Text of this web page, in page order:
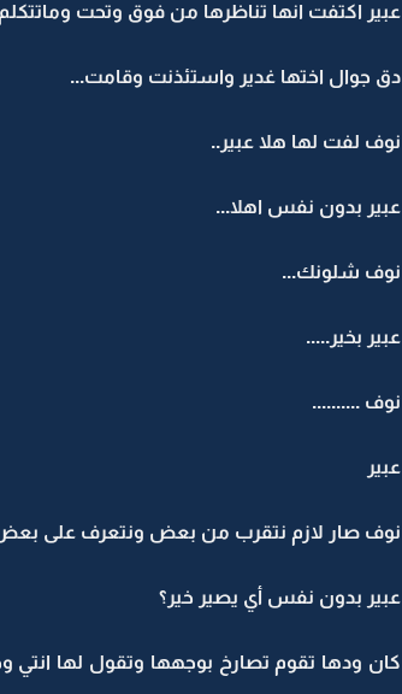
عبير اكتفت انها تناظرها من فوق وتحت
دق جوال اختها غدير واستئذنت وقامت...
نوف لفت لها هلا عبير..
عبير بدون نفس اهلا...
نوف شلونك...
عبير بخير.....
نوف ..........
عبير
نوف صار لازم نتقرب من بعض ونتعرف على
عبير بدون نفس أي يصير خير؟
كان ودها تقوم تصارخ بوجهها وتقول لها